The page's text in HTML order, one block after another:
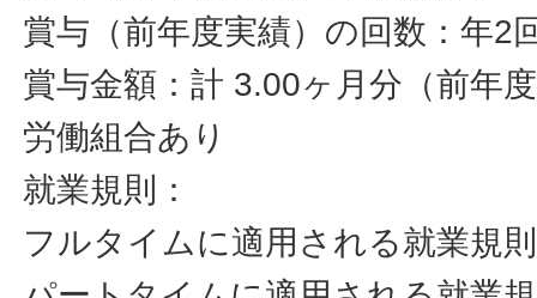
賞与（前年度実績）の回数：年2
賞与金額：計 3.00ヶ月分（前年
労働組合あり
就業規則：
フルタイムに適用される就業規